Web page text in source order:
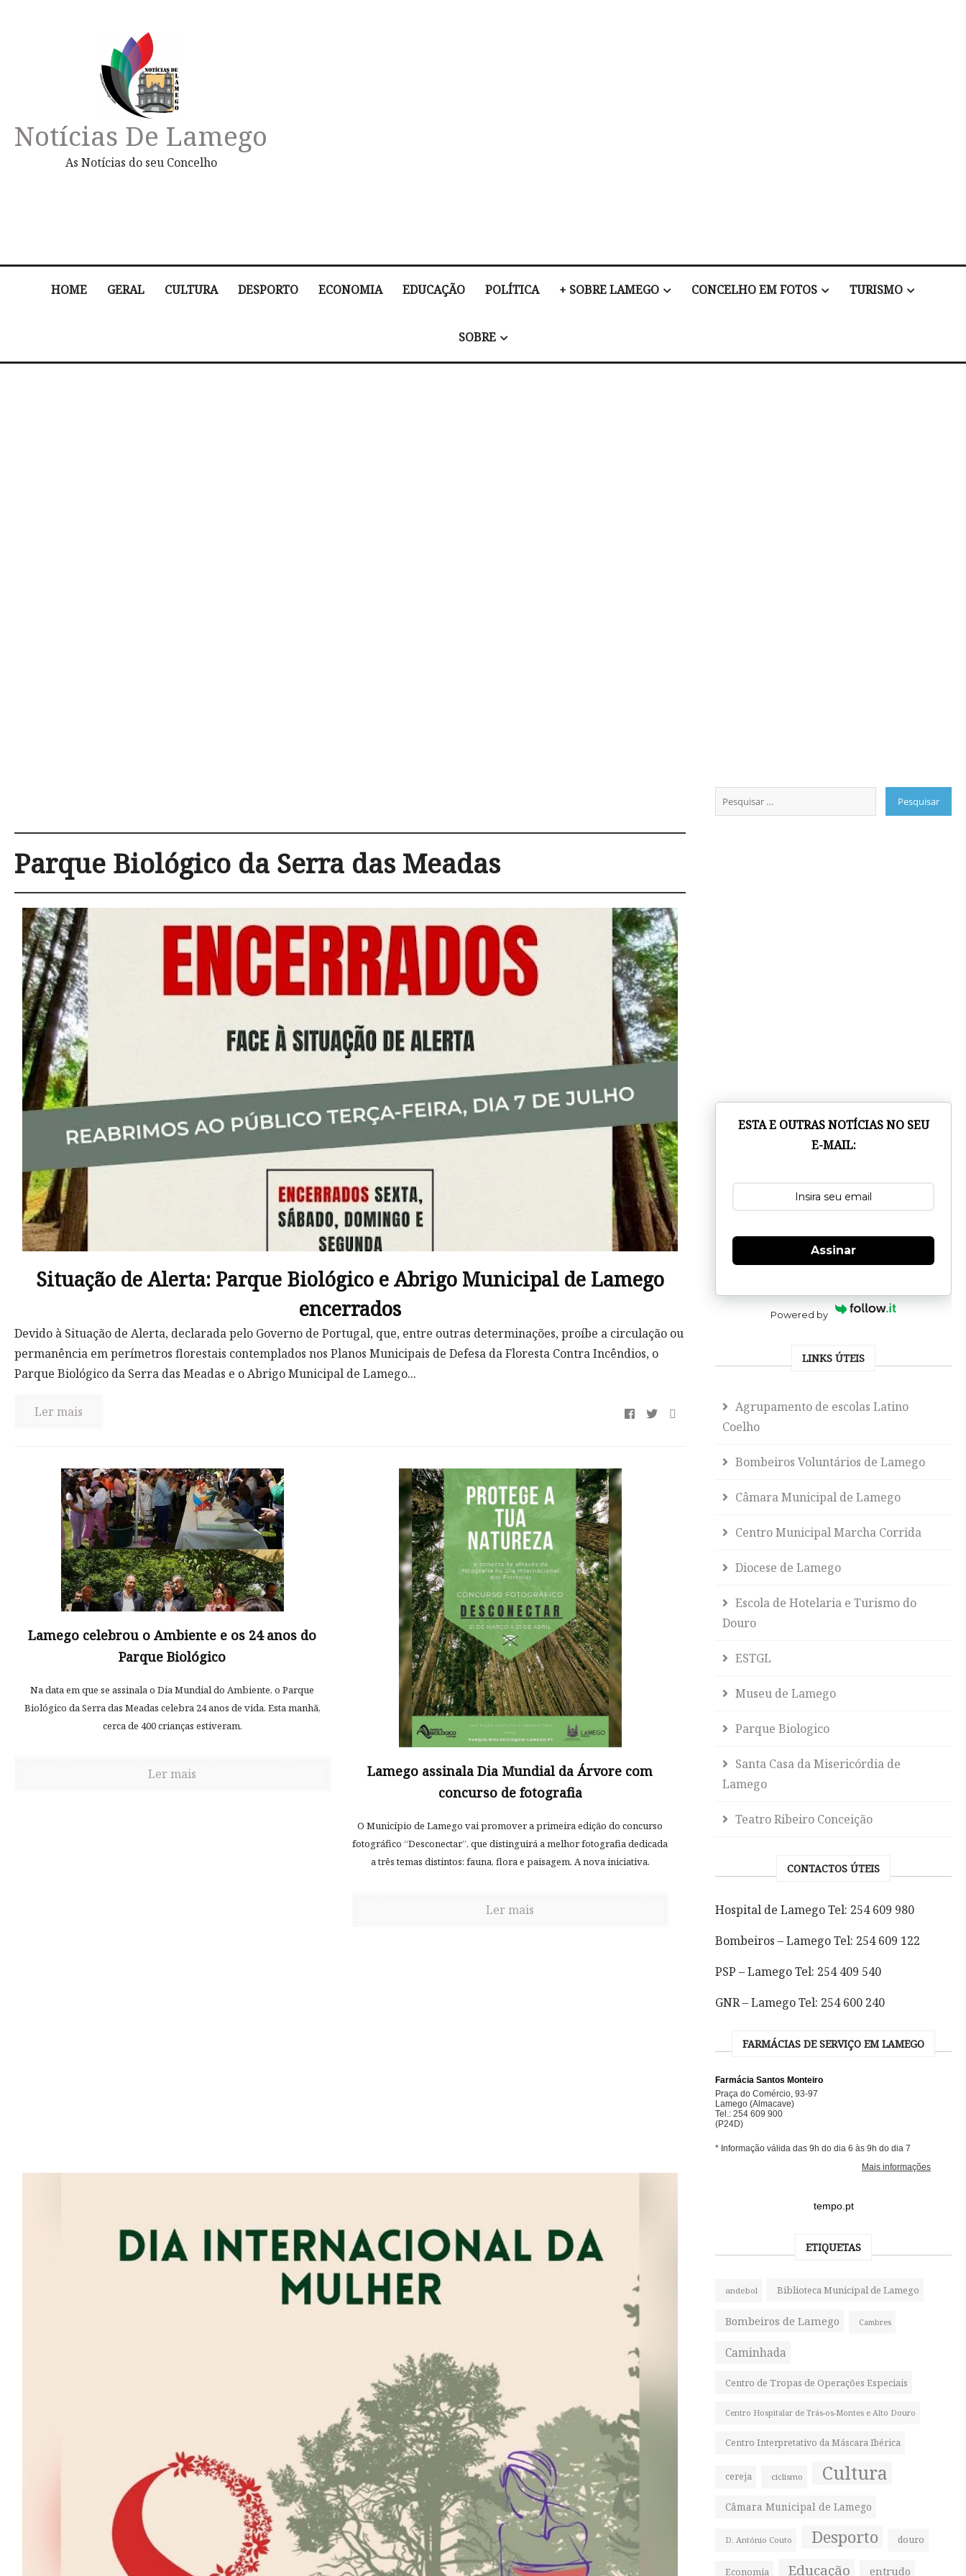
Notícias De Lamego
As Notícias do seu Concelho
HOME GERAL CULTURA DESPORTO ECONOMIA EDUCAÇÃO POLÍTICA + SOBRE LAMEGO CONCELHO EM FOTOS TURISMO
SOBRE
Parque Biológico da Serra das Meadas
Situação de Alerta: Parque Biológico e Abrigo Municipal de Lamego
encerrados
Devido à Situação de Alerta, declarada pelo Governo de Portugal, que, entre outras determinações, proíbe a circulação ou
permanência em perímetros florestais contemplados nos Planos Municipais de Defesa da Floresta Contra Incêndios, o
Parque Biológico da Serra das Meadas e o Abrigo Municipal de Lamego...
Ler mais
Lamego celebrou o Ambiente e os 24 anos do
Parque Biológico
Na data em que se assinala o Dia Mundial do Ambiente, o Parque
Biológico da Serra das Meadas celebra 24 anos de vida. Esta manhã,
cerca de 400 crianças estiveram.
Ler mais
Lamego assinala Dia Mundial da Árvore com
concurso de fotografia
O Município de Lamego vai promover a primeira edição do concurso
fotográfico “Desconectar”, que distinguirá a melhor fotografia dedicada
a três temas distintos: fauna, flora e paisagem. A nova iniciativa.
Ler mais
ESTA E OUTRAS NOTÍCIAS NO SEU
E-MAIL:
Assinar
Powered by
LINKS ÚTEIS
Agrupamento de escolas Latino
Coelho
Bombeiros Voluntários de Lamego
Câmara Municipal de Lamego
Centro Municipal Marcha Corrida
Diocese de Lamego
Escola de Hotelaria e Turismo do
Douro
ESTGL
Museu de Lamego
Parque Biologico
Santa Casa da Misericórdia de
Lamego
Teatro Ribeiro Conceição
CONTACTOS ÚTEIS
Hospital de Lamego Tel: 254 609 980
Bombeiros – Lamego Tel: 254 609 122
PSP – Lamego Tel: 254 409 540
GNR – Lamego Tel: 254 600 240
FARMÁCIAS DE SERVIÇO EM LAMEGO
tempo.pt
ETIQUETAS
andebol Biblioteca Municipal de Lamego
Bombeiros de Lamego Cambres
Caminhada
Centro de Tropas de Operações Especiais
Centro Hospitalar de Trás-os-Montes e Alto Douro
Centro Interpretativo da Máscara Ibérica
cereja ciclismo Cultura
Câmara Municipal de Lamego
D. António Couto Desporto douro
Economia Educação entrudo